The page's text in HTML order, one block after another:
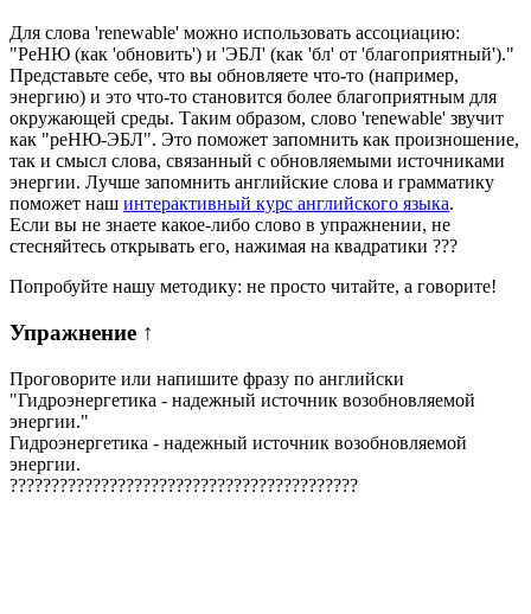
Для слова 'renewable' можно использовать ассоциацию:
"РеНЮ (как 'обновить') и 'ЭБЛ' (как 'бл' от 'благоприятный')."
Представьте себе, что вы обновляете что-то (например,
энергию) и это что-то становится более благоприятным для
окружающей среды. Таким образом, слово 'renewable' звучит
как "реНЮ-ЭБЛ". Это поможет запомнить как произношение,
так и смысл слова, связанный с обновляемыми источниками
энергии. Лучше запомнить английские слова и грамматику
поможет наш интерактивный курс английского языка.
Если вы не знаете какое-либо слово в упражнении, не
стесняйтесь открывать его, нажимая на квадратики ???
Попробуйте нашу методику: не просто читайте, а говорите!
Упражнение ↑
Проговорите или напишите фразу по английски
"Гидроэнергетика - надежный источник возобновляемой
энергии."
Гидроэнергетика - надежный источник возобновляемой
энергии.
??????????????????????????????????????????